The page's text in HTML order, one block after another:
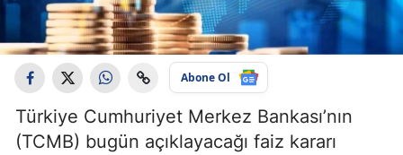
Abone Ol
Türkiye Cumhuriyet Merkez Bankası’nın
(TCMB) bugün açıklayacağı faiz kararı